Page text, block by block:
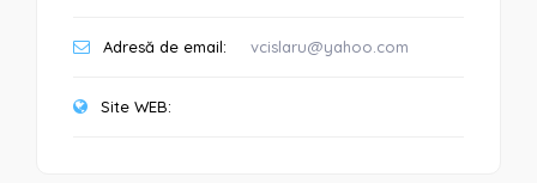
Adresă de email: vcislaru@yahoo.com
Site WEB: